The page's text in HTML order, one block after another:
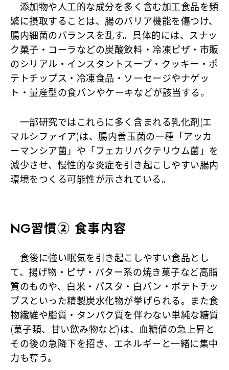
添加物や人工的な成分を多く含む加工食品を頻
繁に摂取することは、腸のバリア機能を傷つけ、
腸内細菌のバランスを乱す。具体的には、スナッ
ク菓子・コーラなどの炭酸飲料・冷凍ピザ・市販
のシリアル・インスタントスープ・クッキー・ポ
テトチップス・冷凍食品・ソーセージやナゲッ
ト・量産型の食パンやケーキなどが該当する。
一部研究ではこれらに多く含まれる乳化剤(エ
マルシファイア)は、腸内善玉菌の一種「アッカ
ーマンシア菌」や「フェカリバクテリウム菌」を
減少させ、慢性的な炎症を引き起こしやすい腸内
環境をつくる可能性が示されている。
NG習慣② 食事内容
食後に強い眠気を引き起こしやすい食品とし
て、揚げ物・ピザ・バター系の焼き菓子など高脂
質のものや、白米・パスタ・白パン・ポテトチッ
プスといった精製炭水化物が挙げられる。また食
物繊維や脂質・タンパク質を伴わない単純な糖質
(菓子類、甘い飲み物など)は、血糖値の急上昇と
その後の急降下を招き、エネルギーと一緒に集中
力も奪う。